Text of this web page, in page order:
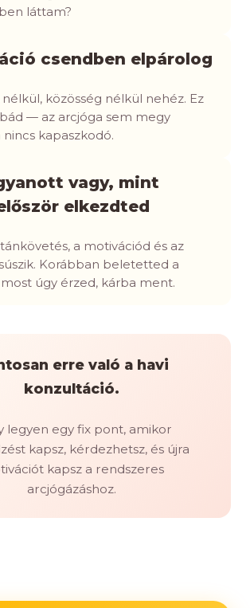
láttam?
csendben elpárolog
nélkül, közösség nélkül nehéz. Ez
— az arcjóga sem megy
kapaszkodó.
vagy, mint
elkezdted
a motivációd és az
Korábban beletetted a
úgy érzed, kárba ment.
erre való a havi
konzultáció.
legyen egy fix pont, amikor
kapsz, kérdezhetsz, és újra
kapsz a rendszeres
arcjógázáshoz.